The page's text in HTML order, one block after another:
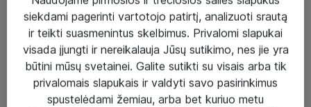
Sprendimai ir paslaugos
Paslaugos
Sprendimai
Įgyvendinti projektai
siekdami pagerinti vartotojo patirtį, analizuoti srautą
ir teikti suasmenintus skelbimus. Privalomi slapukai
visada įjungti ir nereikalauja Jūsų sutikimo, nes jie yra
būtini mūsų svetainei. Galite sutikti su visais arba tik
privalomais slapukais ir valdyti savo pasirinkimus
spustelėdami žemiau, arba bet kuriuo metu